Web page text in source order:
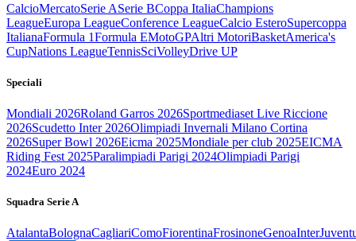
CalcioMercatoSerie ASerie BCoppa ItaliaChampions
LeagueEuropa LeagueConference LeagueCalcio EsteroSupercoppa
ItalianaFormula 1Formula EMotoGPAltri MotoriBasketAmerica's
CupNations LeagueTennisSciVolleyDrive UP
Speciali
Mondiali 2026Roland Garros 2026Sportmediaset Live Riccione
2026Scudetto Inter 2026Olimpiadi Invernali Milano Cortina
2026Super Bowl 2026Eicma 2025Mondiale per club 2025EICMA
Riding Fest 2025Paralimpiadi Parigi 2024Olimpiadi Parigi
2024Euro 2024
Squadra Serie A
AtalantaBolognaCagliariComoFiorentinaFrosinoneGenoaInter